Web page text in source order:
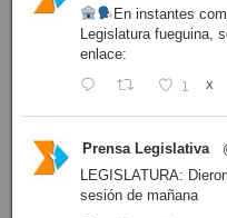
En instantes
Legislatura fueguina,
enlace:
1 X
Prensa Legislativa
LEGISLATURA:
sesión de mañana